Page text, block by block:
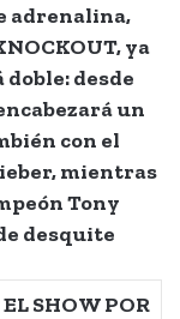
adrenalina,
ya
desde
un
con el
mientras
Tony
desquite
SHOW POR